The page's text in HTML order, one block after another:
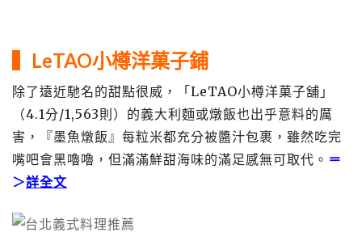
LeTAO小樽洋菓子鋪
除了遠近馳名的甜點很威，「LeTAO小樽洋菓子舖」
（4.1分/1,563則）的義大利麵或燉飯也出乎意料的厲
害，『墨魚燉飯』每粒米都充分被醬汁包裹，雖然吃完
嘴吧會黑嚕嚕，但滿滿鮮甜海味的滿足感無可取代。 ＝
＞詳全文